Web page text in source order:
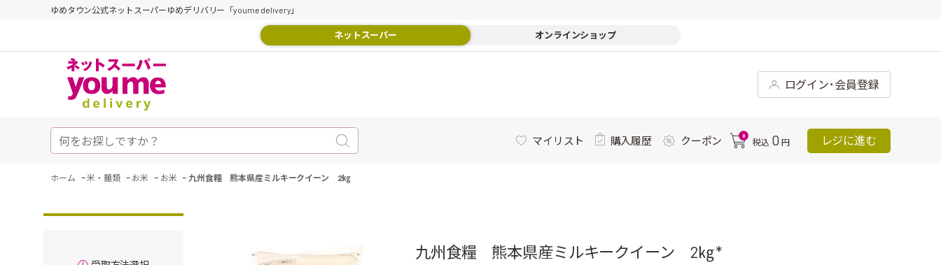
ゆめタウン公式ネットスーパーゆめデリバリー「youme delivery」
ネットスーパー オンラインショップ
ログイン･会員登録
マイリスト 購入履歴 クーポン 0
税込 0 円 レジに進む
ホーム -米・麺類 - お米 - お米 - 九州食糧 熊本県産ミルキークイーン 2㎏
九州食糧 熊本県産ミルキークイーン 2㎏ *